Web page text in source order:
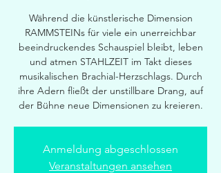
Während die künstlerische Dimension
RAMMSTEINs für viele ein unerreichbar
beeindruckendes Schauspiel bleibt, leben
und atmen STAHLZEIT im Takt dieses
musikalischen Brachial-Herzschlags. Durch
ihre Adern fließt der unstillbare Drang, auf
der Bühne neue Dimensionen zu kreieren.
Anmeldung abgeschlossen
Veranstaltungen ansehen